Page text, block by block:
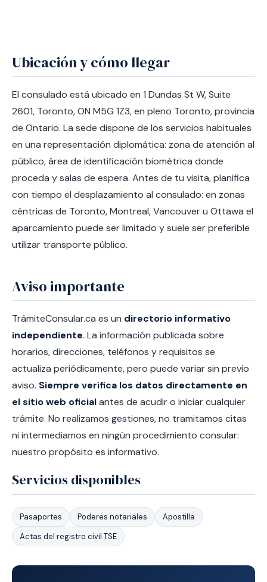
Ubicación y cómo llegar
El consulado está ubicado en 1 Dundas St W, Suite
2601, Toronto, ON M5G 1Z3, en pleno Toronto, provincia
de Ontario. La sede dispone de los servicios habituales
en una representación diplomática: zona de atención al
público, área de identificación biométrica donde
proceda y salas de espera. Antes de tu visita, planifica
con tiempo el desplazamiento al consulado: en zonas
céntricas de Toronto, Montreal, Vancouver u Ottawa el
aparcamiento puede ser limitado y suele ser preferible
utilizar transporte público.
Aviso importante
TrámiteConsular.ca es un directorio informativo
independiente. La información publicada sobre
horarios, direcciones, teléfonos y requisitos se
actualiza periódicamente, pero puede variar sin previo
aviso. Siempre verifica los datos directamente en
el sitio web oficialantes de acudir o iniciar cualquier
trámite. No realizamos gestiones, no tramitamos citas
ni intermediamos en ningún procedimiento consular:
nuestro propósito es informativo.
Servicios disponibles
Pasaportes Poderes notariales
Apostilla
Actas del registro civil TSE